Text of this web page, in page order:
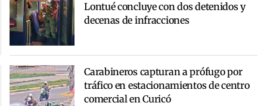
Lontué concluye con dos detenidos y
decenas de infracciones
Carabineros capturan a prófugo por
tráfico en estacionamientos de centro
comercial en Curicó